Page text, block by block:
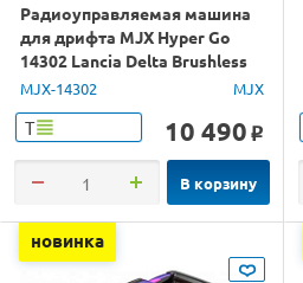
Радиоуправляемая машина
для дрифта MJX Hyper Go
14302 Lancia Delta Brushless
4WD 2.4G LED 1/14 RTR
MJX-14302 MJX
Т 10 490 o
В корзину
новинка